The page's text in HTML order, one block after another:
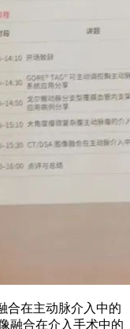
合在主动脉介入中的
融合在介入手术中的